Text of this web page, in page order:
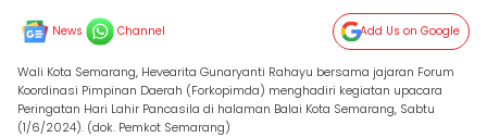
News Channel Add Us on Google
Wali Kota Semarang, Hevearita Gunaryanti Rahayu bersama jajaran Forum
Koordinasi Pimpinan Daerah (Forkopimda) menghadiri kegiatan upacara
Peringatan Hari Lahir Pancasila di halaman Balai Kota Semarang, Sabtu
(1/6/2024). (dok. Pemkot Semarang)